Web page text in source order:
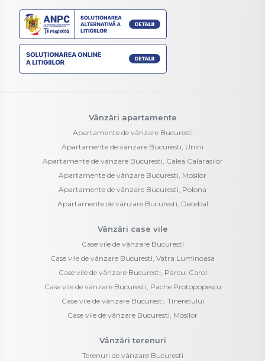
Vânzări apartamente
Apartamente de vânzare Bucuresti
Apartamente de vânzare Bucuresti, Unirii
Apartamente de vânzare Bucuresti, Calea Calarasilor
Apartamente de vânzare Bucuresti, Mosilor
Apartamente de vânzare Bucuresti, Polona
Apartamente de vânzare Bucuresti, Decebal
Vânzări case vile
Case vile de vânzare Bucuresti
Case vile de vânzare Bucuresti, Vatra Luminoasa
Case vile de vânzare Bucuresti, Parcul Carol
Case vile de vânzare Bucuresti, Pache Protopopescu
Case vile de vânzare Bucuresti, Tineretului
Case vile de vânzare Bucuresti, Mosilor
Vânzări terenuri
Terenuri de vânzare Bucuresti